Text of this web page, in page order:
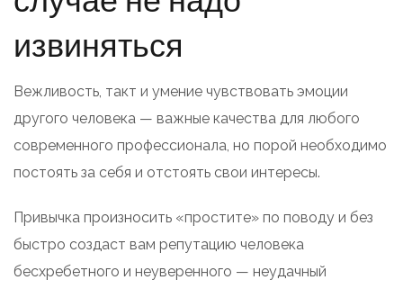
извиняться
Вежливость, такт и умение чувствовать эмоции
другого человека — важные качества для любого
современного профессионала, но порой необходимо
постоять за себя и отстоять свои интересы.
Привычка произносить «простите» по поводу и без
быстро создаст вам репутацию человека
бесхребетного и неуверенного — неудачный